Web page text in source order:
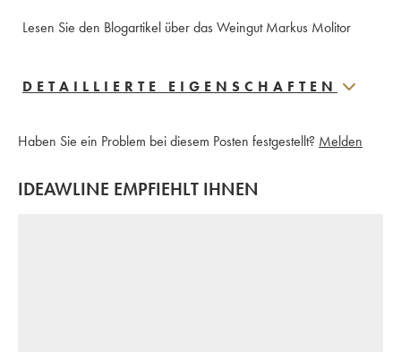
Lesen Sie den Blogartikel über das Weingut Markus Molitor
DETAILLIERTE EIGENSCHAFTEN
Haben Sie ein Problem bei diesem Posten festgestellt? Melden
IDEAWLINE EMPFIEHLT IHNEN